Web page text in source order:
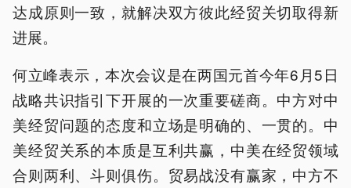
达成原则一致，就解决双方彼此经贸关切取得新
进展。
何立峰表示，本次会议是在两国元首今年6月5日
战略共识指引下开展的一次重要磋商。中方对中
美经贸问题的态度和立场是明确的、一贯的。中
美经贸关系的本质是互利共赢，中美在经贸领域
合则两利、斗则俱伤。贸易战没有赢家，中方不